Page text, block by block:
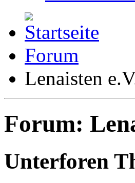
Forum
Lenaisten
Forum:
Unterforen